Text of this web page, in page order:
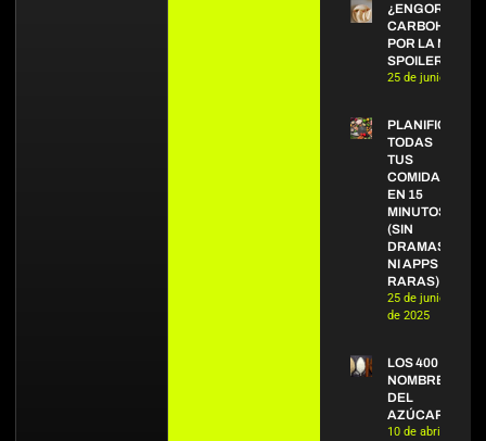
¿ENGORDAN
POR LA
SPOILER: NO.
25 de junio de
PLANIFICA
TODAS
TUS
COMIDAS
EN 15
MINUTOS
(SIN
DRAMAS
NI APPS
RARAS)
25 de junio
de 2025
LOS 400
NOMBRES
DEL
AZÚCAR
10 de abril